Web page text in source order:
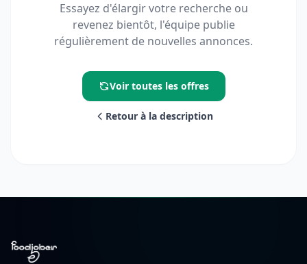
Essayez d'élargir votre recherche ou
revenez bientôt, l'équipe publie
régulièrement de nouvelles annonces.
Voir toutes les offres
Retour à la description